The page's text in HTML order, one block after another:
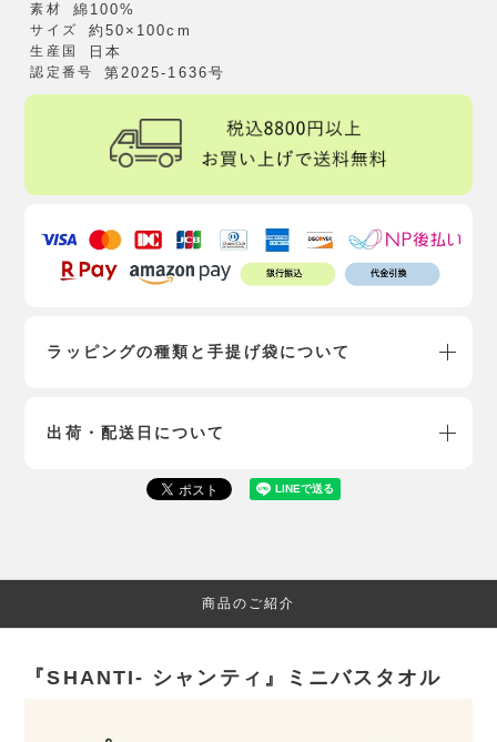
素材 綿100%
サイズ 約50×100cm
生産国 日本
認定番号 第2025-1636号
ラッピングの種類と手提げ袋について
出荷・配送日について
商品のご紹介
『SHANTI- シャンティ』ミニバスタオル